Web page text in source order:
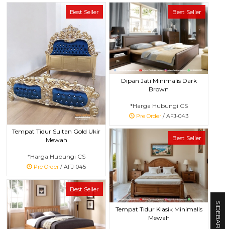
Best Seller
Tempat Tidur Sultan Gold Ukir
Mewah
*Harga Hubungi CS
Pre Order / AFJ-045
Best Seller
Dipan Jati Minimalis Dark
Brown
*Harga Hubungi CS
Pre Order / AFJ-043
Best Seller
Tempat Tidur Klasik Minimalis
Mewah
Best Seller
SIDEBAR